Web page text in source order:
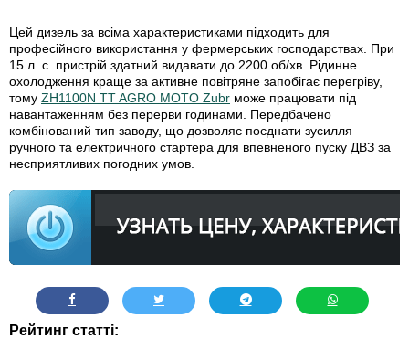
Цей дизель за всіма характеристиками підходить для
професійного використання у фермерських господарствах. При
15 л. с. пристрій здатний видавати до 2200 об/хв. Рідинне
охолодження краще за активне повітряне запобігає перегріву,
тому ZH1100N TT AGRO MOTO Zubr може працювати під
навантаженням без перерви годинами. Передбачено
комбінований тип заводу, що дозволяє поєднати зусилля
ручного та електричного стартера для впевненого пуску ДВЗ за
несприятливих погодних умов.
Рейтинг статті: